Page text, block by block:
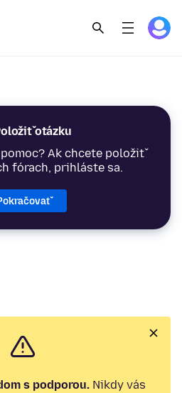
otázku
Ak chcete položiť
fórach, prihláste sa.
s podporou. Nikdy vás